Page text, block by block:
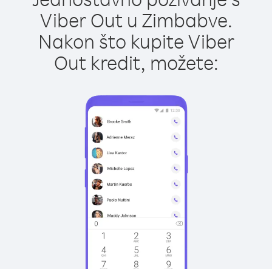
Viber Out u Zimbabve.
Nakon što kupite Viber
Out kredit, možete: